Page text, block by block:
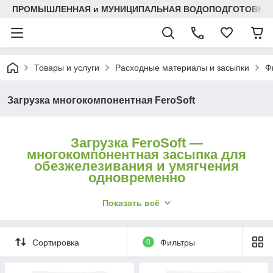
ПРОМЫШЛЕННАЯ и МУНИЦИПАЛЬНАЯ ВОДОПОДГОТОВКА
Товары и услуги Расходные материалы и засыпки
Загрузка многокомпонентная FeroSoft
Загрузка FeroSoft —
многокомпонентная засыпка для
обезжелезивания и умягчения
одновременно
загрузка, которая в одном слое решает сразу две
задачи: удаляет железо и марганец
(каталитический компонент) и умягчает воду
Показать всё
Сортировка 0 Фильтры